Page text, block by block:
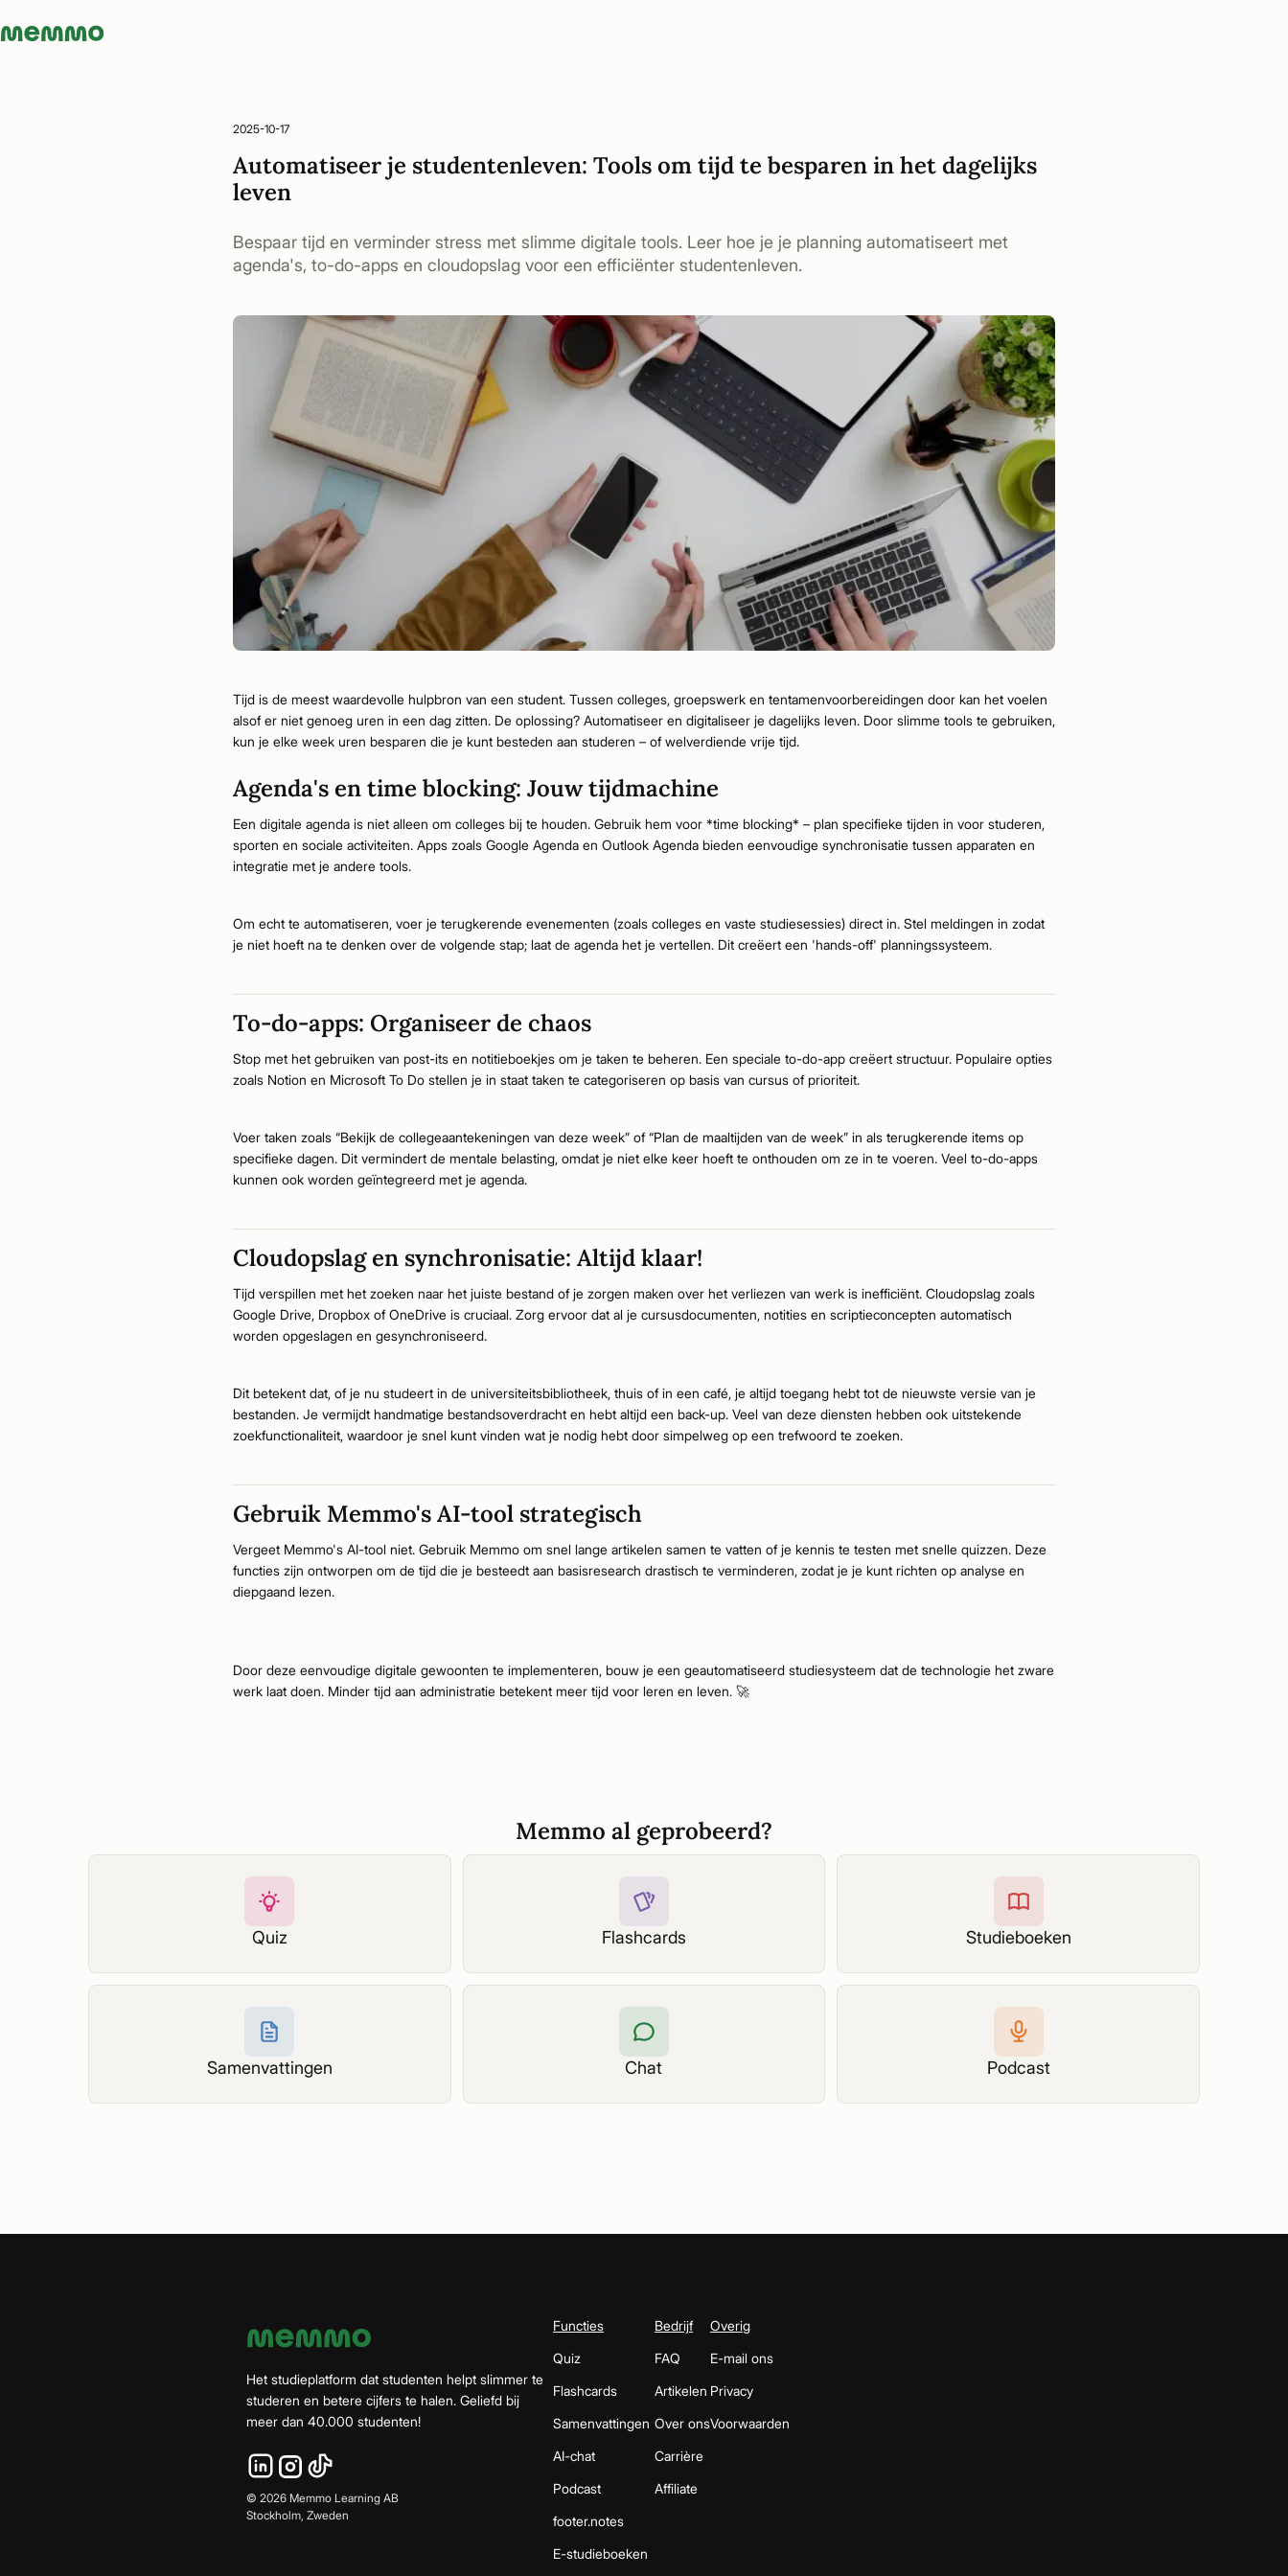
Memmo - AI-verktyg och digital kurslitteratur
2025-10-17
Automatiseer je studentenleven: Tools om tijd te besparen in het dagelijks
leven
Bespaar tijd en verminder stress met slimme digitale tools. Leer hoe je je planning automatiseert met
agenda's, to-do-apps en cloudopslag voor een efficiënter studentenleven.
Tijd is de meest waardevolle hulpbron van een student. Tussen colleges, groepswerk en tentamenvoorbereidingen door kan het voelen
alsof er niet genoeg uren in een dag zitten. De oplossing? Automatiseer en digitaliseer je dagelijks leven. Door slimme tools te gebruiken,
kun je elke week uren besparen die je kunt besteden aan studeren – of welverdiende vrije tijd.
Agenda's en time blocking: Jouw tijdmachine
Een digitale agenda is niet alleen om colleges bij te houden. Gebruik hem voor *time blocking* – plan specifieke tijden in voor studeren,
sporten en sociale activiteiten. Apps zoals Google Agenda en Outlook Agenda bieden eenvoudige synchronisatie tussen apparaten en
integratie met je andere tools.
Om echt te automatiseren, voer je terugkerende evenementen (zoals colleges en vaste studiesessies) direct in. Stel meldingen in zodat
je niet hoeft na te denken over de volgende stap; laat de agenda het je vertellen. Dit creëert een 'hands-off' planningssysteem.
To-do-apps: Organiseer de chaos
Stop met het gebruiken van post-its en notitieboekjes om je taken te beheren. Een speciale to-do-app creëert structuur. Populaire opties
zoals Notion en Microsoft To Do stellen je in staat taken te categoriseren op basis van cursus of prioriteit.
Voer taken zoals “Bekijk de collegeaantekeningen van deze week” of “Plan de maaltijden van de week” in als terugkerende items op
specifieke dagen. Dit vermindert de mentale belasting, omdat je niet elke keer hoeft te onthouden om ze in te voeren. Veel to-do-apps
kunnen ook worden geïntegreerd met je agenda.
Cloudopslag en synchronisatie: Altijd klaar!
Tijd verspillen met het zoeken naar het juiste bestand of je zorgen maken over het verliezen van werk is inefficiënt. Cloudopslag zoals
Google Drive, Dropbox of OneDrive is cruciaal. Zorg ervoor dat al je cursusdocumenten, notities en scriptieconcepten automatisch
worden opgeslagen en gesynchroniseerd.
Dit betekent dat, of je nu studeert in de universiteitsbibliotheek, thuis of in een café, je altijd toegang hebt tot de nieuwste versie van je
bestanden. Je vermijdt handmatige bestandsoverdracht en hebt altijd een back-up. Veel van deze diensten hebben ook uitstekende
zoekfunctionaliteit, waardoor je snel kunt vinden wat je nodig hebt door simpelweg op een trefwoord te zoeken.
Gebruik Memmo's AI-tool strategisch
Vergeet Memmo's AI-tool niet. Gebruik Memmo om snel lange artikelen samen te vatten of je kennis te testen met snelle quizzen. Deze
functies zijn ontworpen om de tijd die je besteedt aan basisresearch drastisch te verminderen, zodat je je kunt richten op analyse en
diepgaand lezen.
Door deze eenvoudige digitale gewoonten te implementeren, bouw je een geautomatiseerd studiesysteem dat de technologie het zware
werk laat doen. Minder tijd aan administratie betekent meer tijd voor leren en leven. 🚀
Memmo al geprobeerd?
Quiz Flashcards Studieboeken
Samenvattingen Chat Podcast
Het studieplatform dat studenten helpt slimmer te
studeren en betere cijfers te halen. Geliefd bij
meer dan 40.000 studenten!
© 2026 Memmo Learning AB
Stockholm, Zweden
Functies
Quiz
Flashcards
Samenvattingen
AI-chat
Podcast
footer.notes
E-studieboeken
Bedrijf
FAQ
Artikelen
Over ons
Carrière
Affiliate
Overig
E-mail ons
Privacy
Voorwaarden